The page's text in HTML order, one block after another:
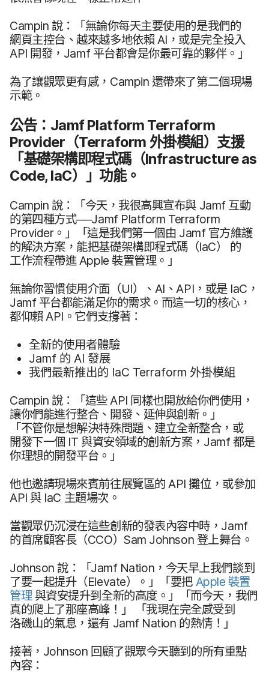
Campin 說：​「無論你​每​天​主要​使用​的​是​我們​的​
網頁​主控台、​越來​越多​地​依​賴AI ，​或​是​完全​投入
API 開發， Jamf 平台都​會​是​你​最​可​靠​的​夥伴。​」
為了​讓​觀眾​更​有​感， Campin 還​帶來​了​第二​個​現​場​
示範。
公告： Jamf Platform Terraform
Provider （Terraform 外掛​模組）​支援​
「基礎​架構​即​程式​碼（Infrastructure as
Code, IaC）」​功能。
Campin 說：​「今天，​我​很​高興​宣布​與 Jamf 互動​
的​第四​種​方式​──Jamf Platform Terraform
Provider。​」​「這​是​我們​第一​個​由 Jamf 官方​維護​
的​解決​方案，​能​把​基礎​架構​即​程式​碼（IaC）
的​
工作​流程​帶進Apple裝置​管理。​」
無論​你​習慣​使用​介面​（UI）、 AI 、 API ，​或​是IaC ，
Jamf 平台都​能​滿足你​的​需求。​而​這​一​切​的​核心，​
都​仰賴API 。​它們​支撐著：
全​新​的​使用​者​體驗
Jamf 的 AI 發展
我們​最​新​推出​的 IaC Terraform 外掛​模組
Campin 說：​「這些API 同樣​也​開放​給​你們​使用，​
讓​你​們​能​進行​整合、​開發、​延伸​與​創新。​」​
「不管你​是​想​解決​特殊​問題、​建立​全​新​整合，​或​
開發下​一​個 IT 與​資安​領域​的​創新​方案， Jamf都​是​
你​理想​的​開發​平台。​」
他​也​邀請​現場​來賓​前往​展覽區​的 API攤位，​或​參加
API 與IaC 主題​場​次。
當​觀眾​仍​沉浸​在​這些​創新​的​發表​內容​中​時， Jamf
的​首席​顧​客長​（CCO）Sam Johnson 登​上​舞台。
Johnson說：​「Jamf Nation ，​今天​早上​我們​談到​
了​要​一起​提升​（Elevate）。​」​「要​把 Apple 裝置​
管理 與​資安​提升​到​全新​的​高度。​」​「而​今天，​我們​
真​的​爬上​了​那座​高峰！」
「我​現在​完全​感​受到​
洛磯山​的​氣息，​還​有Jamf Nation 的​熱情！」
接著， Johnson 回顧​了​觀眾​今天​聽到​的​所有​重點​
內容：